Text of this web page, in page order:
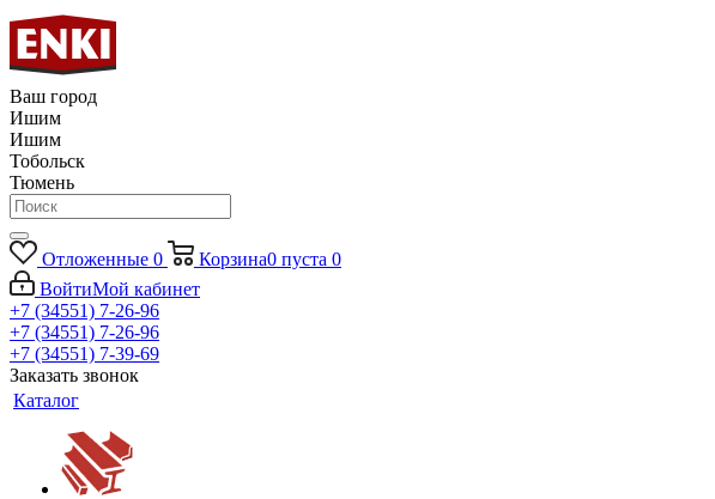
Ваш город
Ишим
Ишим
Тобольск
Тюмень
Отложенные 0 Корзина0 пуста 0
ВойтиМой кабинет
+7 (34551) 7-26-96
+7 (34551) 7-26-96
+7 (34551) 7-39-69
Заказать звонок
Каталог